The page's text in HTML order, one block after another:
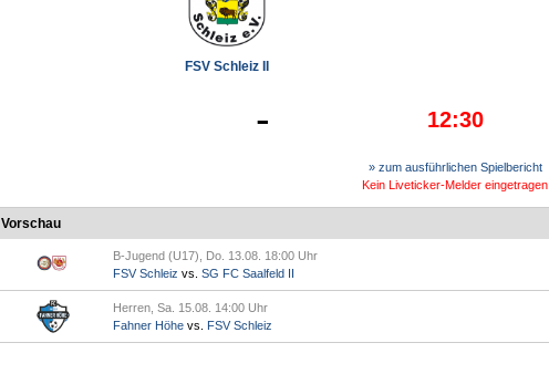
FSV Schleiz II
- 12:30
» zum ausführlichen Spielbericht
Kein Liveticker-Melder eingetragen
Vorschau
B-Jugend (U17), Do. 13.08. 18:00 Uhr
FSV Schleiz vs. SG FC Saalfeld II
Herren, Sa. 15.08. 14:00 Uhr
Fahner Höhe vs. FSV Schleiz